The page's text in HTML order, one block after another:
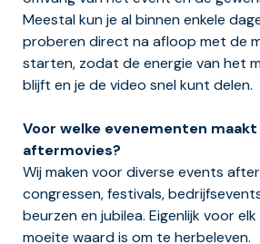
Meestal kun je al binnen enkele
proberen direct na afloop met de
starten, zodat de energie van het
blijft en je de video snel kunt delen.
Voor welke evenementen maakt
aftermovies?
Wij maken voor diverse events
congressen, festivals,
beurzen en jubilea. Eigenlijk voor
moeite waard is om te herbeleven.